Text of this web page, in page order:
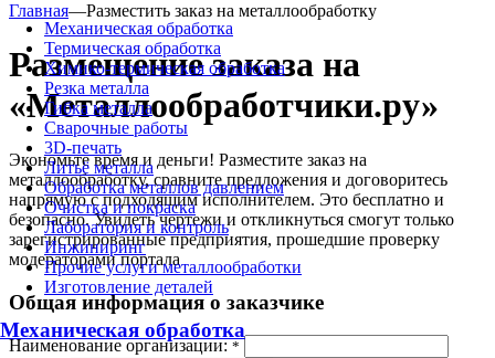
Механическая обработка
Термическая обработка
Химико-термическая обработка
Резка металла
Гибка металла
Сварочные работы
3D-печать
Литьё металла
Обработка металлов давлением
Очистка и покраска
Лаборатория и контроль
Инжиниринг
Прочие услуги металлообработки
Изготовление деталей
Механическая обработка
Главная—Разместить заказ на металлообработку
Размещение заказа на
«Металлообработчики.ру»
Экономьте время и деньги! Разместите заказ на
металлообработку, сравните предложения и договоритесь
напрямую с подходящим исполнителем. Это бесплатно и
безопасно. Увидеть чертежи и откликнуться смогут только
зарегистрированные предприятия, прошедшие проверку
модераторами портала
Общая информация о заказчике
Наименование организации:*